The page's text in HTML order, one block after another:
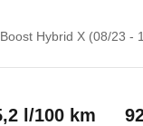
Hybrid X (08/23 -
l/100 km